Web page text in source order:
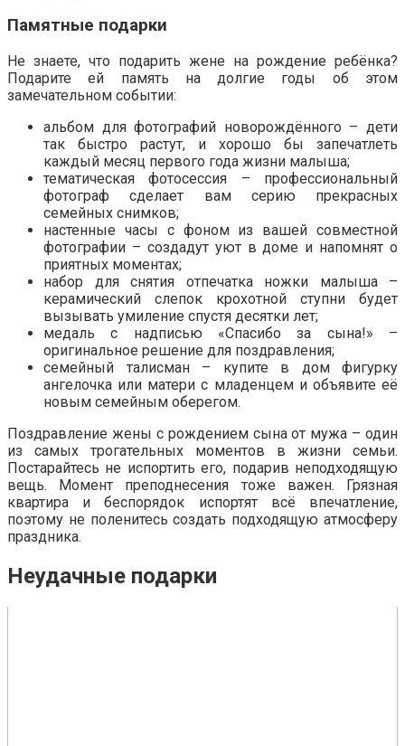
Памятные подарки
Не знаете, что подарить жене на рождение ребёнка?
Подарите ей память на долгие годы об этом
замечательном событии:
альбом для фотографий новорождённого – дети
так быстро растут, и хорошо бы запечатлеть
каждый месяц первого года жизни малыша;
тематическая фотосессия – профессиональный
фотограф сделает вам серию прекрасных
семейных снимков;
настенные часы с фоном из вашей совместной
фотографии – создадут уют в доме и напомнят о
приятных моментах;
набор для снятия отпечатка ножки малыша –
керамический слепок крохотной ступни будет
вызывать умиление спустя десятки лет;
медаль с надписью «Спасибо за сына!» –
оригинальное решение для поздравления;
семейный талисман – купите в дом фигурку
ангелочка или матери с младенцем и объявите её
новым семейным оберегом.
Поздравление жены с рождением сына от мужа – один
из самых трогательных моментов в жизни семьи.
Постарайтесь не испортить его, подарив неподходящую
вещь. Момент преподнесения тоже важен. Грязная
квартира и беспорядок испортят всё впечатление,
поэтому не поленитесь создать подходящую атмосферу
праздника.
Неудачные подарки